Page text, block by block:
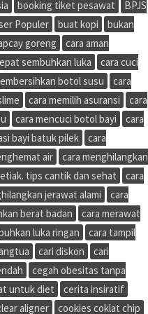
booking tiket pesawat
BPJS
Populer buat kopi
bukan
goreng
cara aman
sembuhkan luka
cara cuci
botol susu
cara
cara memilih asuransi
cara
cara mencuci botol bayi
cara
bayi batuk pilek
cara
air
cara menghilangkan
tips cantik dan sehat
cara
jerawat alami
cara
berat badan
cara merawat
luka ringan
cara tampil
cari diskon
cari
cegah obesitas tanpa
untuk diet
cerita insiratif
aligner cookies coklat chip